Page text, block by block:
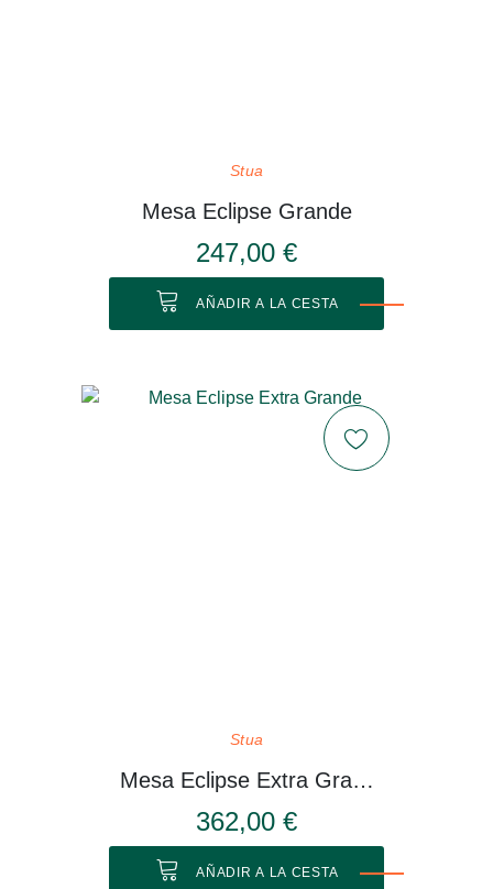
Stua
Mesa Eclipse Grande
247,00 €
AÑADIR A LA CESTA
Stua
Mesa Eclipse Extra Grande
362,00 €
AÑADIR A LA CESTA